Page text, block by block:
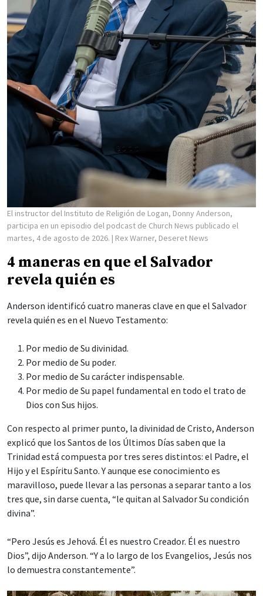
El instructor del Instituto de Religión de Logan, Donny Anderson,
participa en un episodio del podcast de Church News publicado el
martes, 4 de agosto de 2026. | Rex Warner, Deseret News
4 maneras en que el Salvador
revela quién es
Anderson identificó cuatro maneras clave en que el Salvador
revela quién es en el Nuevo Testamento:
Por medio de Su divinidad.
Por medio de Su poder.
Por medio de Su carácter indispensable.
Por medio de Su papel fundamental en todo el trato de
Dios con Sus hijos.
Con respecto al primer punto, la divinidad de Cristo, Anderson
explicó que los Santos de los Últimos Días saben que la
Trinidad está compuesta por tres seres distintos: el Padre, el
Hijo y el Espíritu Santo. Y aunque ese conocimiento es
maravilloso, puede llevar a las personas a separar tanto a los
tres que, sin darse cuenta, “le quitan al Salvador Su condición
divina”.
“Pero Jesús es Jehová. Él es nuestro Creador. Él es nuestro
Dios”, dijo Anderson. “Y a lo largo de los Evangelios, Jesús nos
lo demuestra constantemente”.